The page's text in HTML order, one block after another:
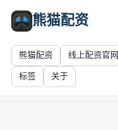
熊猫配资
熊猫配资 线上配资官网
标签 关于